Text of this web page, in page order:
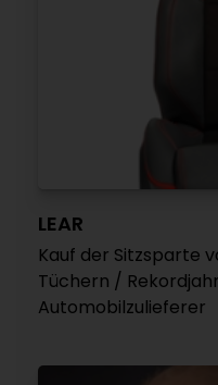
LEAR
Kauf der Sitzsparte
Tüchern /
Automobilzulieferer